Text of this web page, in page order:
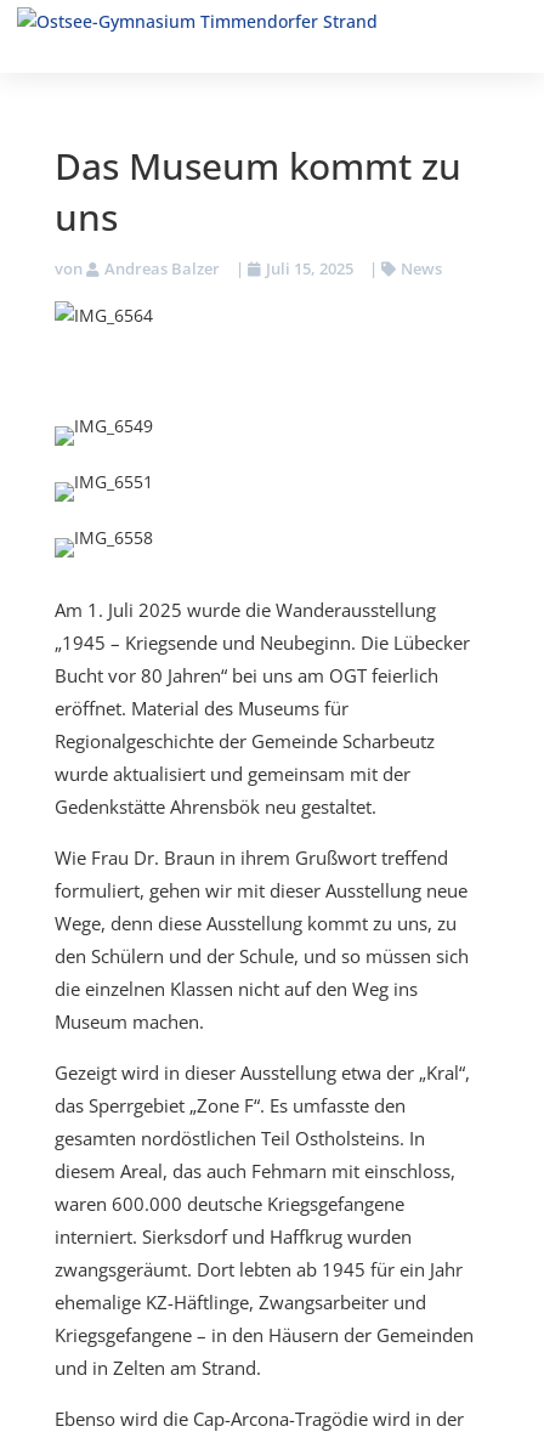
Das Museum kommt zu
uns
von Andreas Balzer | Juli 15, 2025 | News
Am 1. Juli 2025 wurde die Wanderausstellung
„1945 – Kriegsende und Neubeginn. Die Lübecker
Bucht vor 80 Jahren“ bei uns am OGT feierlich
eröffnet. Material des Museums für
Regionalgeschichte der Gemeinde Scharbeutz
wurde aktualisiert und gemeinsam mit der
Gedenkstätte Ahrensbök neu gestaltet.
Wie Frau Dr. Braun in ihrem Grußwort treffend
formuliert, gehen wir mit dieser Ausstellung neue
Wege, denn diese Ausstellung kommt zu uns, zu
den Schülern und der Schule, und so müssen sich
die einzelnen Klassen nicht auf den Weg ins
Museum machen.
Gezeigt wird in dieser Ausstellung etwa der „Kral“,
das Sperrgebiet „Zone F“. Es umfasste den
gesamten nordöstlichen Teil Ostholsteins. In
diesem Areal, das auch Fehmarn mit einschloss,
waren 600.000 deutsche Kriegsgefangene
interniert. Sierksdorf und Haffkrug wurden
zwangsgeräumt. Dort lebten ab 1945 für ein Jahr
ehemalige KZ-Häftlinge, Zwangsarbeiter und
Kriegsgefangene – in den Häusern der Gemeinden
und in Zelten am Strand.
Ebenso wird die Cap-Arcona-Tragödie wird in der